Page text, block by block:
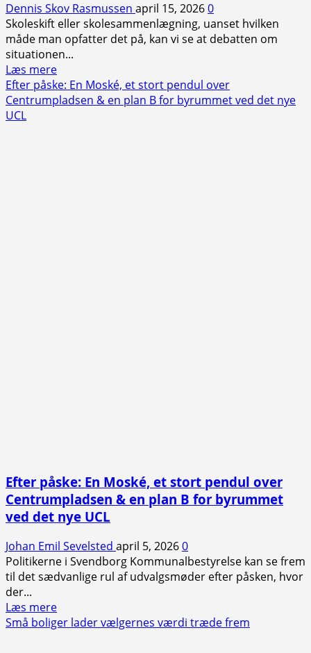
Dennis Skov Rasmussen april 15, 20260
Skoleskift eller skolesammenlægning, uanset hvilken
måde man opfatter det på, kan vi se at debatten om
situationen...
Læs mereRead
more
about
Efter påske: En Moské, et stort pendul over
Centrumpladsen & en plan B for byrummet ved det nye
UCL
Efter påske: En Moské, et stort pendul over
Centrumpladsen & en plan B for byrummet
ved det nye UCL
Johan Emil Sevelsted april 5, 20260
Politikerne i Svendborg Kommunalbestyrelse kan se frem
til det sædvanlige rul af udvalgsmøder efter påsken, hvor
der...
Læs mereRead
more
Små boliger lader vælgernes værdi træde frem